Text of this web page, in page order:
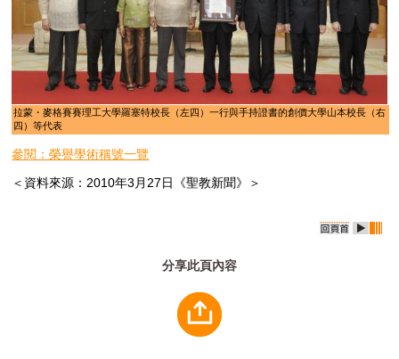
拉蒙・麥格賽賽理工大學羅塞特校長（左四）一行與手持證書的創價大學山本校長（右
四）等代表
參閱：榮譽學術稱號一覽
＜資料來源：2010年3月27日《聖教新聞》＞
分享此頁內容